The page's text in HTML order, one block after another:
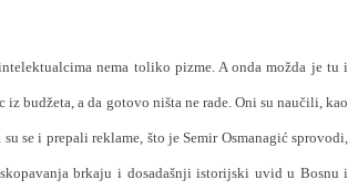
nema toliko pizme. A onda možda je tu i
budžeta, a da gotovo ništa ne rade. Oni su naučili, kao
se i prepali reklame, što je Semir Osmanagić sprovodi,
brkaju i dosadašnji istorijski uvid u Bosnu i